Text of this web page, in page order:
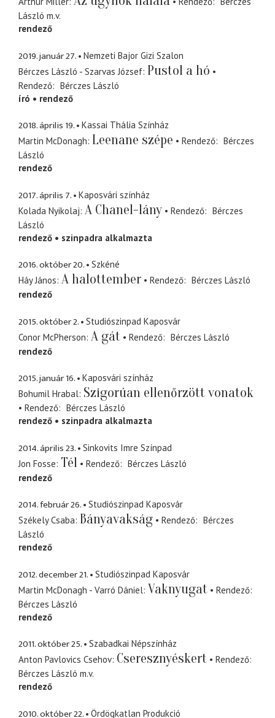
László m.v.
rendező
2019. január 27.
Nemzeti Bajor Gizi Szalon
Bérczes László - Szarvas József Pustol a hó
Rendező
Bérczes László
író
rendező
2018. április 19.
Kassai Thália Színház
Martin McDonagh Leenane szépe Rendező
Bérczes
László
rendező
2017. április 7.
Kaposvári színház
Kolada Nyikolaj A Chanel-lány Rendező
Bérczes
László
rendező
szinpadra alkalmazta
2016. október 20.
Szkéné
Háy János A halottember Rendező
Bérczes László
rendező
2015. október 2.
Studiószinpad Kaposvár
Conor McPherson A gát Rendező
Bérczes László
rendező
2015. január 16.
Kaposvári színház
Bohumil Hrabal Szigorúan ellenőrzött vonatok
Rendező
Bérczes László
rendező
szinpadra alkalmazta
2014. április 23.
Sinkovits Imre Színpad
Jon Fosse Tél Rendező
Bérczes László
rendező
2014. február 26.
Studiószinpad Kaposvár
Székely Csaba Bányavakság Rendező
Bérczes
László
rendező
2012. december 21.
Studiószinpad Kaposvár
Martin McDonagh - Varró Dániel Vaknyugat
Rendező
Bérczes László
rendező
2011. október 25.
Szabadkai Népszínház
Anton Pavlovics Csehov Cseresznyéskert
Rendező
Bérczes László m.v.
rendező
2010. október 22.
Ördögkatlan Produkció